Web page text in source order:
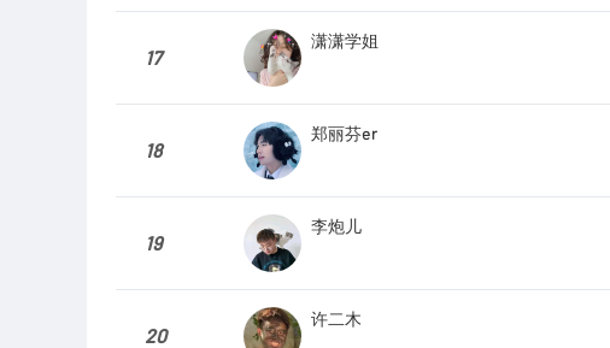
17
潇潇学姐
18
郑丽芬er
19
李炮儿
20
许二木